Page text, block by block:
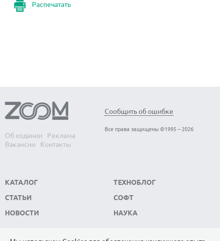
Распечатать
Об издании
Реклама
Вакансии
Контакты
Сообщить об ошибке
Все права защищены ©1995 – 2026
КАТАЛОГ
СТАТЬИ
НОВОСТИ
ТЕХНОБЛОГ
СОФТ
НАУКА